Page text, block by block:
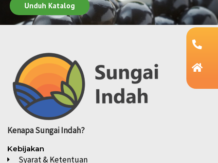
Unduh Katalog
KenapaSungai Indah?
Kebijakan
Syarat & Ketentuan